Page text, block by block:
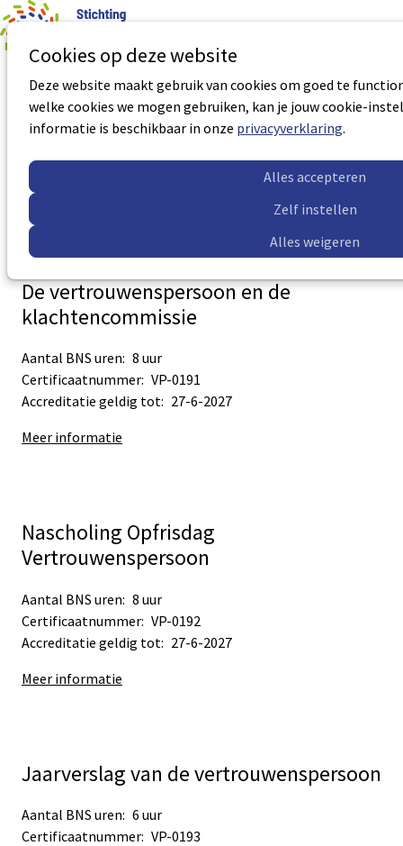
Cookies op deze website
Deze website maakt gebruik van cookies om goed te
welke cookies we mogen gebruiken, kan je jouw cookie-
informatie is beschikbaar in onze privacyverklaring.
Alles accepteren
Zelf instellen
Alles weigeren
Opleiding Vertrouwenspersoon
Certificaatnummer: VP-5018
Accreditatie geldig tot: 27-06-2027
Meer informatie
De vertrouwenspersoon en de
klachtencommissie
Aantal BNS uren: 8 uur
Certificaatnummer: VP-0191
Accreditatie geldig tot: 27-6-2027
Meer informatie
Nascholing Opfrisdag
Vertrouwenspersoon
Aantal BNS uren: 8 uur
Certificaatnummer: VP-0192
Accreditatie geldig tot: 27-6-2027
Meer informatie
Jaarverslag van de vertrouwenspersoon
Aantal BNS uren: 6 uur
Certificaatnummer: VP-0193